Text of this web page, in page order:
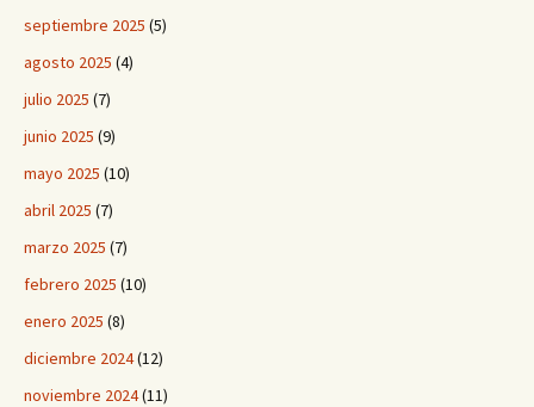
septiembre 2025 (5)
agosto 2025 (4)
julio 2025 (7)
junio 2025 (9)
mayo 2025 (10)
abril 2025 (7)
marzo 2025 (7)
febrero 2025 (10)
enero 2025 (8)
diciembre 2024(12)
noviembre 2024(11)